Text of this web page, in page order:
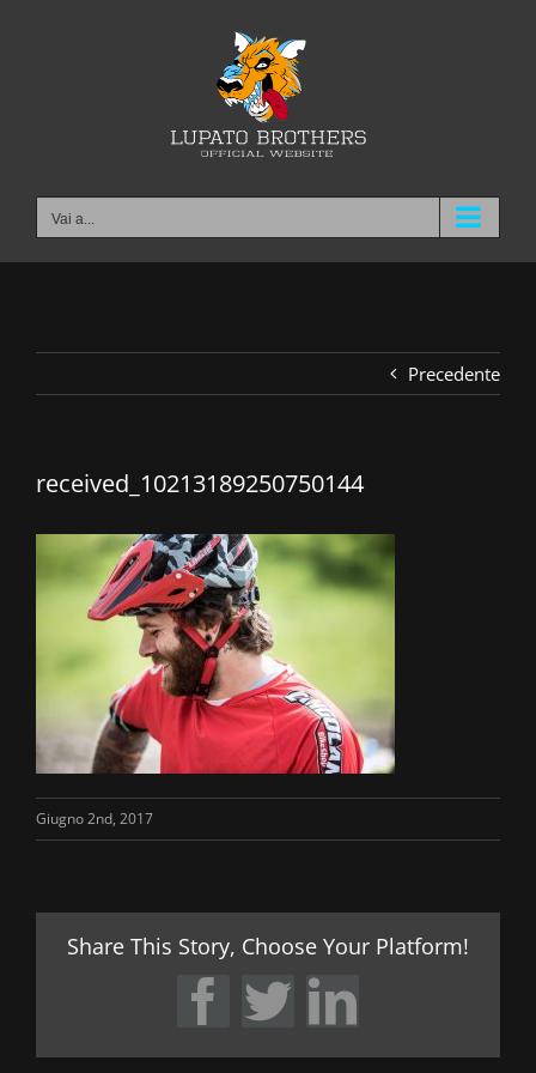
Vai a...
Precedente
received_10213189250750144
Giugno 2nd, 2017
Share This Story, Choose Your Platform!
Facebook
TwitterLinkedIn